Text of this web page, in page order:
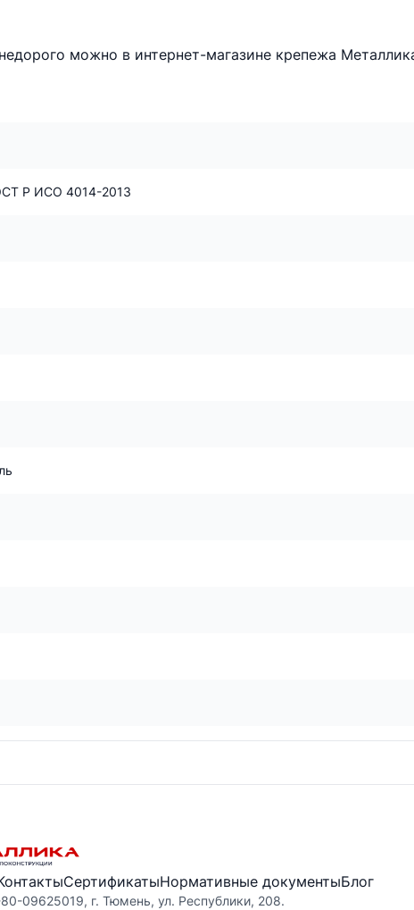
можно в интернет-магазине крепежа
Р ИСО 4014-2013
СертификатыНормативные документыБлог
09625019, г. Тюмень, ул. Республики, 208.